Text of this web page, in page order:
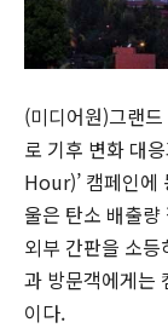
(미디어원)그랜
로 기후 변화 대
Hour)’ 캠페인에
울은 탄소 배출
외부 간판을 소
과 방문객에게는
이다.